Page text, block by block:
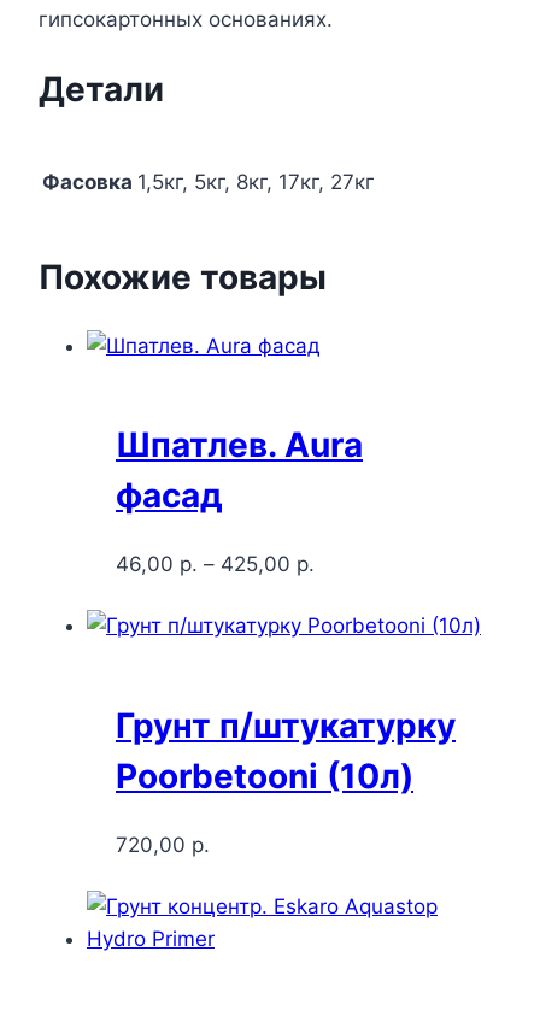
гипсокартонных основаниях.
Детали
Фасовка 1,5кг, 5кг, 8кг, 17кг, 27кг
Похожие товары
Шпатлев. Aura
фасад
46,00 р. – 425,00 р.
Грунт п/штукатурку
Poorbetooni (10л)
720,00 р.